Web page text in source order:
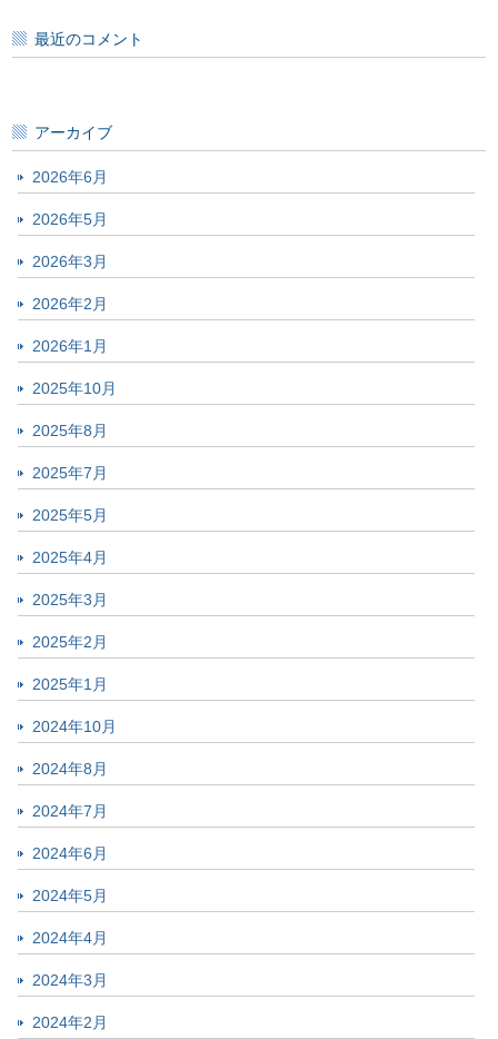
最近のコメント
アーカイブ
2026年6月
2026年5月
2026年3月
2026年2月
2026年1月
2025年10月
2025年8月
2025年7月
2025年5月
2025年4月
2025年3月
2025年2月
2025年1月
2024年10月
2024年8月
2024年7月
2024年6月
2024年5月
2024年4月
2024年3月
2024年2月